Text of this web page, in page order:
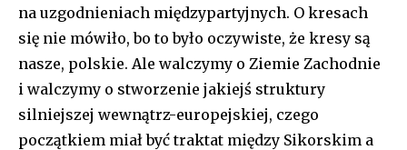
na uzgodnieniach międzypartyjnych. O kresach
się nie mówiło, bo to było oczywiste, że kresy są
nasze, polskie. Ale walczymy o Ziemie Zachodnie
i walczymy o stworzenie jakiejś struktury
silniejszej wewnątrz-europejskiej, czego
początkiem miał być traktat między Sikorskim a